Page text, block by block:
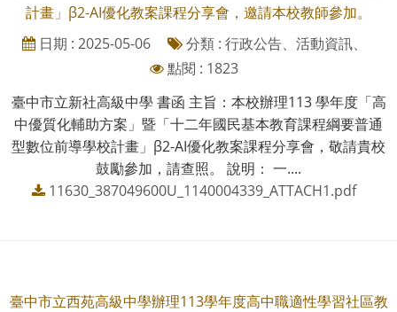
計畫」β2-AI優化教案課程分享會，邀請本校教師參加。
日期 : 2025-05-06
分類 : 行政公告、活動資訊、
點閱 : 1823
臺中市立新社高級中學 書函 主旨：本校辦理113 學年度「高
中優質化輔助方案」暨「十二年國民基本教育課程綱要普通
型數位前導學校計畫」β2-AI優化教案課程分享會，敬請貴校
鼓勵參加，請查照。 說明： 一....
11630_387049600U_1140004339_ATTACH1.pdf
臺中市立西苑高級中學辦理113學年度高中職適性學習社區教